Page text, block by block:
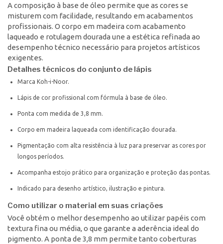
A composição à base de óleo permite que as cores se
misturem com facilidade, resultando em acabamentos
profissionais. O corpo em madeira com acabamento
laqueado e rotulagem dourada une a estética refinada ao
desempenho técnico necessário para projetos artísticos
exigentes.
Detalhes técnicos do conjunto de lápis
Marca Koh-i-Noor.
Lápis de cor profissional com fórmula à base de óleo.
Ponta com medida de 3,8 mm.
Corpo em madeira laqueada com identificação dourada.
Pigmentação com alta resistência à luz para preservar as cores por
longos períodos.
Acompanha estojo prático para organização e proteção das pontas.
Indicado para desenho artístico, ilustração e pintura.
Como utilizar o material em suas criações
Você obtém o melhor desempenho ao utilizar papéis com
textura fina ou média, o que garante a aderência ideal do
pigmento. A ponta de 3,8 mm permite tanto coberturas